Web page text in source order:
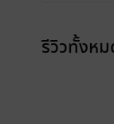
รีวิวทั้งห